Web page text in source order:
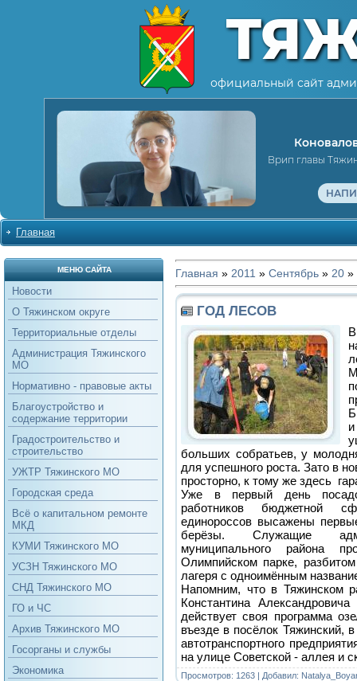
официальный сайт
Врип главы
Главная
МЕНЮ САЙТА
Новости
О Тяжинском округе
Территориальные отделы
Администрация Тяжинского
МО
Нормативно - правовые акты
Благоустройство и
содержание территории
Градостроительство и
строительство
УЖТР Тяжинского МО
Городская среда
Всё о капитальном ремонте
МКД
КУМИ Тяжинского МО
УСЗН Тяжинского МО
СНД Тяжинского МО
ГО и ЧС
Архив Тяжинского МО
Госорганы и службы
Экономика
Главная » 2011 » Сентябрь » 20 »
ГОД ЛЕСОВ
больших собратьев, у
для успешного роста. Зато в
просторно, к тому же здесь
Уже в первый день
работников бюджетной
единороссов высажены
берёзы. Служащие
муниципального района
Олимпийском парке,
лагеря с одноимённым
Напомним, что в Тяжинском
Константина
действует своя программа
въезде в посёлок Тяжинский,
автотранспортного
на улице Советской - аллея и
Просмотров: 1263 | Добавил: